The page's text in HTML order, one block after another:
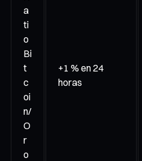
a
ti
o
Bi
t
c
oi
n/
O
r
o
+1 % en 24
horas